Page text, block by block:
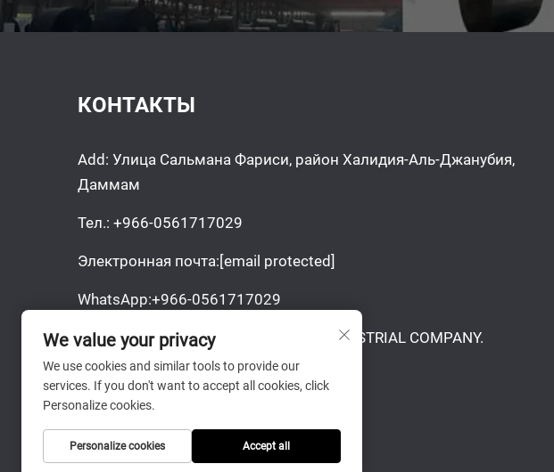
КОНТАКТЫ
Add: Улица Сальмана Фариси, район Халидия-Аль-Джанубия,
Даммам
Тел.: +966-0561717029
Электронная почта: [email protected]
WhatsApp:+966-0561717029
Все права защищены © BEDROCK INDUSTRIAL COMPANY.
We value your privacy
We use cookies and similar tools to provide our
services. If you don't want to accept all cookies, click
Personalize cookies.
Personalize cookies Accept all